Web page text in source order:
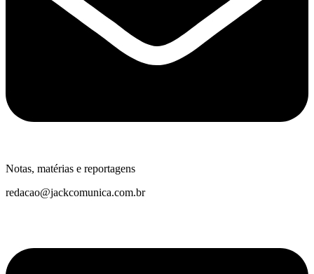
Notas, matérias e reportagens
redacao@jackcomunica.com.br